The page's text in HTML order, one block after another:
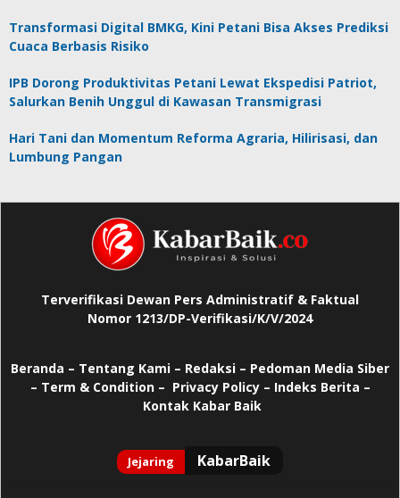
Transformasi Digital BMKG, Kini Petani Bisa Akses Prediksi
Cuaca Berbasis Risiko
IPB Dorong Produktivitas Petani Lewat Ekspedisi Patriot,
Salurkan Benih Unggul di Kawasan Transmigrasi
Hari Tani dan Momentum Reforma Agraria, Hilirisasi, dan
Lumbung Pangan
Terverifikasi Dewan Pers Administratif & Faktual
Nomor 1213/DP-Verifikasi/K/V/2024
Beranda – Tentang Kami – Redaksi – Pedoman Media Siber
– Term & Condition – Privacy Policy– Indeks Berita –
Kontak Kabar Baik